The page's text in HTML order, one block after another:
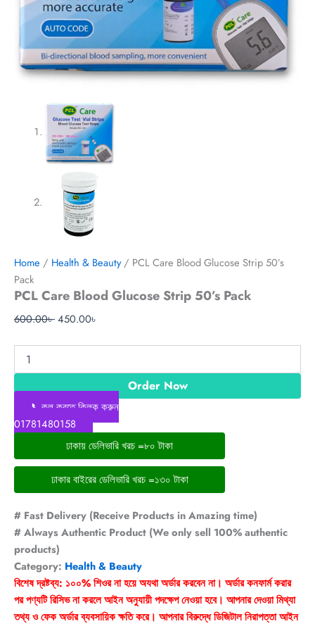
Home / Health & Beauty/ PCL Care Blood Glucose Strip 50’s
Pack
PCL Care Blood Glucose Strip 50’s Pack
600.00৳450.00৳
Order Now
📞কল করতে ক্লিক করুন
01781480158
ঢাকায় ডেলিভারি খরচ =৮০ টাকা
ঢাকার বাইরের ডেলিভারি খরচ =১৩০ টাকা
# Fast Delivery (Receive Products in Amazing time)
# Always Authentic Product (We only sell 100% authentic
products)
Category: Health & Beauty
বিশেষ দ্রষ্টব্য: ১০০% শিওর না হয়ে অযথা অর্ডার করবেন না। অর্ডার কনফার্ম করার
পর পণ্যটি রিসিভ না করলে আইন অনুযায়ী পদক্ষেপ নেওয়া হবে। আপনার দেওয়া মিথ্যা
তথ্য ও ফেক অর্ডার ব্যবসায়িক ক্ষতি করে। আপনার বিরুদ্ধে ডিজিটাল নিরাপত্তা আইন